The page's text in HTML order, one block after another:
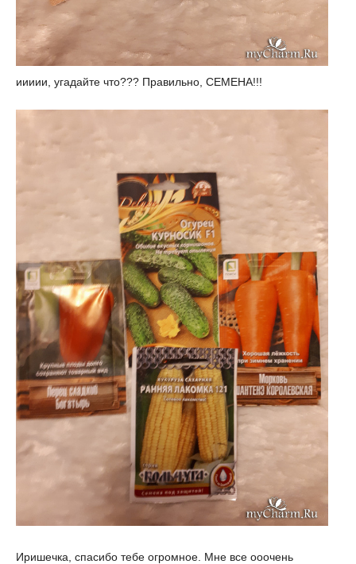
иииии, угадайте что??? Правильно, СЕМЕНА!!!
Иришечка, спасибо тебе огромное. Мне все ооочень